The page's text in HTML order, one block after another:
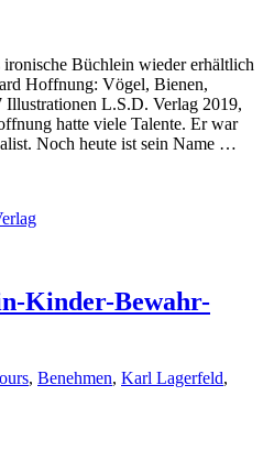
Büchlein wieder erhältlich
Hoffnung: Vögel, Bienen,
Illustrationen L.S.D. Verlag 2019,
hatte viele Talente. Er war
Noch heute ist sein Name …
Kinder-Bewahr-
, Benehmen, Karl Lagerfeld,